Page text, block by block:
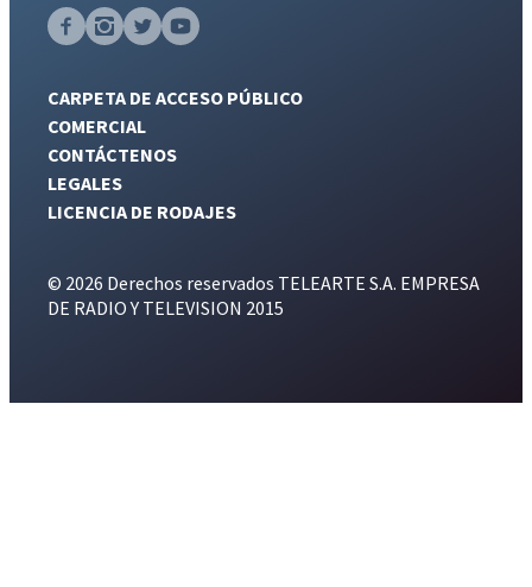
CARPETA DE ACCESO PÚBLICO
COMERCIAL
CONTÁCTENOS
LEGALES
LICENCIA DE RODAJES
© 2026 Derechos reservados TELEARTE S.A. EMPRESA
DE RADIO Y TELEVISION 2015